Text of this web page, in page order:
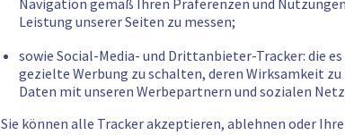
Navigation gemäß Ihren Präferenzen und
Leistung unserer Seiten zu messen;
sowie Social-Media- und Drittanbieter-Tracker: die
gezielte Werbung zu schalten, deren Wirksamkeit
Daten mit unseren Werbepartnern und sozialen
Sie können alle Tracker akzeptieren, ablehnen oder